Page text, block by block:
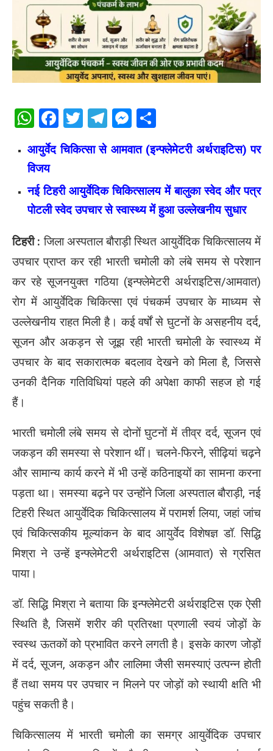
WhatsApp
Facebook
Twitter
Telegram
Messenger
आयुर्वेद चिकित्सा से आमवात (इन्फ्लेमेटरी अर्थराइटिस) पर
विजय
नई टिहरी आयुर्वेदिक चिकित्सालय में बालुका स्वेद और पत्र
पोटली स्वेद उपचार से स्वास्थ्य में हुआ उल्लेखनीय सुधार
टिहरी : जिला अस्पताल बौराड़ी स्थित आयुर्वेदिक चिकित्सालय में
उपचार प्राप्त कर रही भारती चमोली को लंबे समय से परेशान
कर रहे सूजनयुक्त गठिया (इन्फ्लेमेटरी अर्थराइटिस/आमवात)
रोग में आयुर्वेदिक चिकित्सा एवं पंचकर्म उपचार के माध्यम से
उल्लेखनीय राहत मिली है। कई वर्षों से घुटनों के असहनीय दर्द,
सूजन और अकड़न से जूझ रही भारती चमोली के स्वास्थ्य में
उपचार के बाद सकारात्मक बदलाव देखने को मिला है, जिससे
उनकी दैनिक गतिविधियां पहले की अपेक्षा काफी सहज हो गई
हैं।
भारती चमोली लंबे समय से दोनों घुटनों में तीव्र दर्द, सूजन एवं
जकड़न की समस्या से परेशान थीं। चलने-फिरने, सीढ़ियां चढ़ने
और सामान्य कार्य करने में भी उन्हें कठिनाइयों का सामना करना
पड़ता था। समस्या बढ़ने पर उन्होंने जिला अस्पताल बौराड़ी, नई
टिहरी स्थित आयुर्वेदिक चिकित्सालय में परामर्श लिया, जहां जांच
एवं चिकित्सकीय मूल्यांकन के बाद आयुर्वेद विशेषज्ञ डॉ. सिद्धि
मिश्रा ने उन्हें इन्फ्लेमेटरी अर्थराइटिस (आमवात) से ग्रसित
पाया।
डॉ. सिद्धि मिश्रा ने बताया कि इन्फ्लेमेटरी अर्थराइटिस एक ऐसी
स्थिति है, जिसमें शरीर की प्रतिरक्षा प्रणाली स्वयं जोड़ों के
स्वस्थ ऊतकों को प्रभावित करने लगती है। इसके कारण जोड़ों
में दर्द, सूजन, अकड़न और लालिमा जैसी समस्याएं उत्पन्न होती
हैं तथा समय पर उपचार न मिलने पर जोड़ों को स्थायी क्षति भी
पहुंच सकती है।
चिकित्सालय में भारती चमोली का समग्र आयुर्वेदिक उपचार